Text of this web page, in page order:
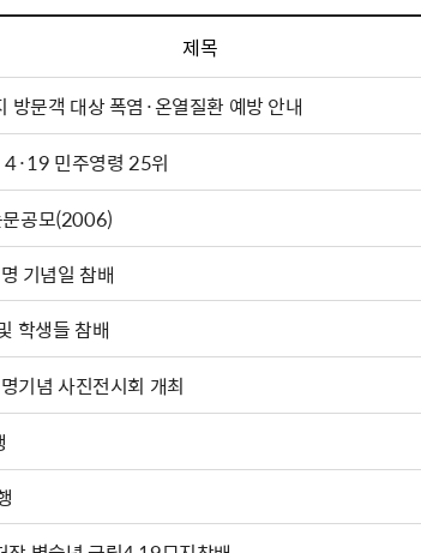
제목
방문객 대상 폭염·온열질환 예방 안내
민주영령 25위
공모(2006)
기념일 참배
학생들 참배
기념 사진전시회 개최